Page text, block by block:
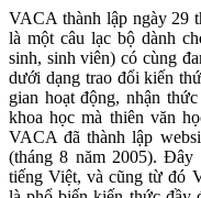
VACA thành lập ngày 29
là một câu lạc bộ dành
sinh, sinh viên) có cùng
dưới dạng trao đổi kiến
gian hoạt động, nhận
khoa học mà thiên văn
VACA đã thành lập
(tháng 8 năm 2005). Đây
tiếng Việt, và cũng từ đó